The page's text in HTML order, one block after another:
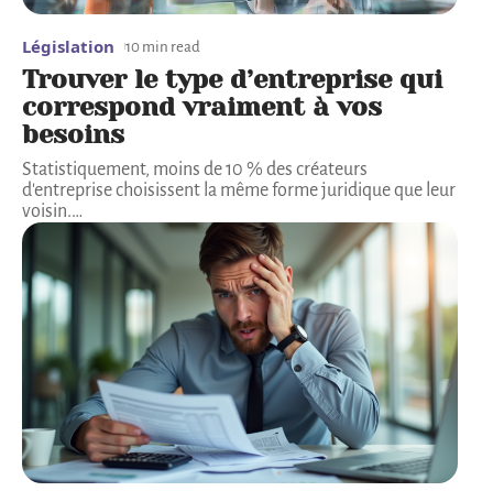
Législation 10 min read
Trouver le type d’entreprise qui
correspond vraiment à vos
besoins
Statistiquement, moins de 10 % des créateurs
d'entreprise choisissent la même forme juridique que leur
voisin.…